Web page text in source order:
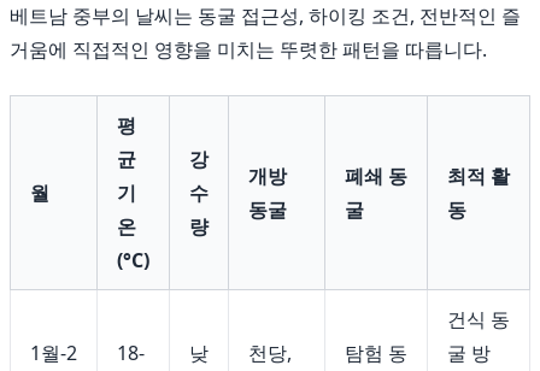
베트남 중부의 날씨는 동굴 접근성, 하이킹 조건, 전반적인 즐
거움에 직접적인 영향을 미치는 뚜렷한 패턴을 따릅니다.
월
평
균
기
온
(°C)
강
수
량
개방
동굴
폐쇄 동
굴
최적 활
동
1월-2
18-
낮
천당,
탐험 동
건식 동
굴 방